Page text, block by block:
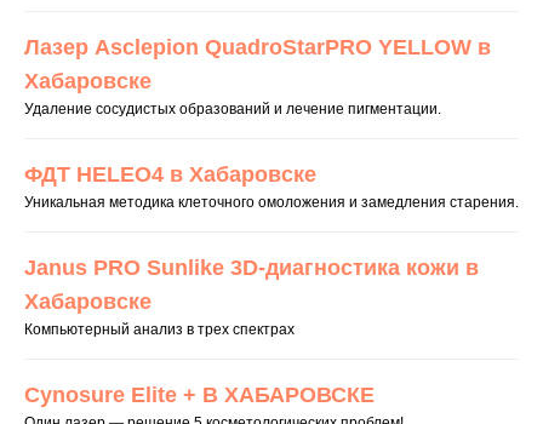
Лазер Asclepion QuadroStarPRO YELLOW в
Хабаровске
Удаление сосудистых образований и лечение пигментации.
ФДТ HELEO4 в Хабаровске
Уникальная методика клеточного омоложения и замедления старения.
Janus PRO Sunlike 3D-диагностика кожи в
Хабаровске
Компьютерный анализ в трех спектрах
Cynosure Elite + В ХАБАРОВСКЕ